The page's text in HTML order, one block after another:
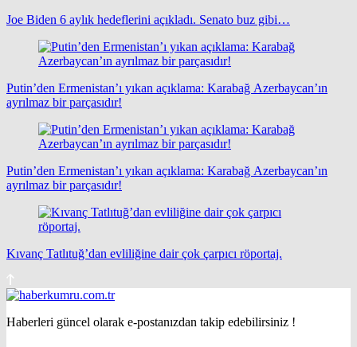
Joe Biden 6 aylık hedeflerini açıkladı. Senato buz gibi…
Putin’den Ermenistan’ı yıkan açıklama: Karabağ Azerbaycan’ın
ayrılmaz bir parçasıdır!
Putin’den Ermenistan’ı yıkan açıklama: Karabağ Azerbaycan’ın
ayrılmaz bir parçasıdır!
Kıvanç Tatlıtuğ’dan evliliğine dair çok çarpıcı röportaj.
Haberleri güncel olarak e-postanızdan takip edebilirsiniz !